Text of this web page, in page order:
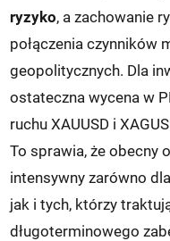
ryzyko, a zachowanie
połączenia czynników
geopolitycznych. Dla
ostateczna wycena w
ruchu XAUUSD i
To sprawia, że obecny
intensywny zarówno
jak i tych, którzy
długoterminowego